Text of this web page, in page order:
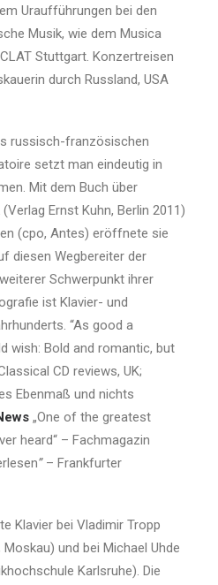
Uraufführungen bei den
Musik, wie dem Musica
Stuttgart. Konzertreisen
durch Russland, USA
russisch-französischen
setzt man eindeutig in
Mit dem Buch über
Ernst Kuhn, Berlin 2011)
(cpo, Antes) eröffnete sie
diesen Wegbereiter der
Schwerpunkt ihrer
ist Klavier- und
“As good a
wish: Bold and romantic, but
CD reviews, UK;
Ebenmaß und nichts
„One of the greatest
heard“ – Fachmagazin
”– Frankfurter
Klavier bei Vladimir Tropp
und bei Michael Uhde
Karlsruhe). Die